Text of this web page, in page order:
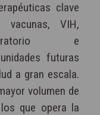
clave
vacunas, VIH,
e
futuras
a gran escala.
volumen de
que opera la